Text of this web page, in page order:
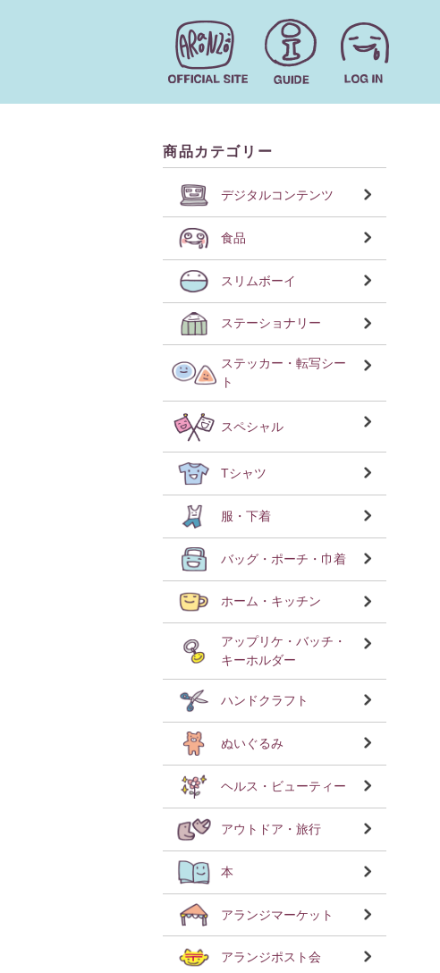
商品カテゴリー
デジタルコンテンツ
食品
スリムボーイ
ステーショナリー
ステッカー・転写シー
ト
スペシャル
Tシャツ
服・下着
バッグ・ポーチ・巾着
ホーム・キッチン
アップリケ・バッチ・
キーホルダー
ハンドクラフト
ぬいぐるみ
ヘルス・ビューティー
アウトドア・旅行
本
アランジマーケット
アランジポスト会